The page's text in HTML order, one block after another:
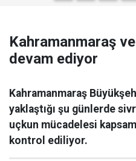
Kahramanmaraş
devam ediyor
Kahramanmaraş
yaklaştığı şu günlerde
uçkun mücadelesi
kontrol ediliyor.